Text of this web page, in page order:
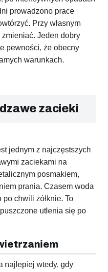
prowadzono prace
Przy własnym
Jeden dobry
pewności, że obecny
warunkach.
zacieki
jednym z najczęstszych
zaciekami na
posmakiem,
prania. Czasem woda
chwili żółknie. To
utlenia się po
najlepiej wtedy, gdy